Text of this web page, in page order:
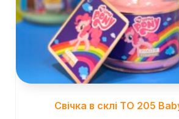
Свічка в склі ТО 205